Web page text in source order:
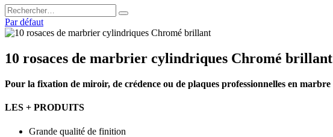
Par défaut
10 rosaces de marbrier cylindriques Chromé brillant
Pour la fixation de miroir, de crédence ou de plaques professionnelles en marbre
LES + PRODUITS
Grande qualité de finition